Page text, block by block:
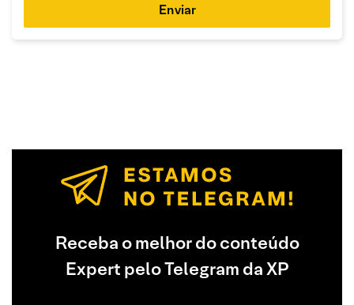
Enviar
Receba o melhor do conteúdo
Expert pelo Telegram da XP